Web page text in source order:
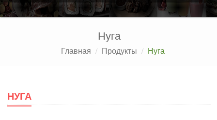
Нуга
Главная Продукты Нуга
НУГА